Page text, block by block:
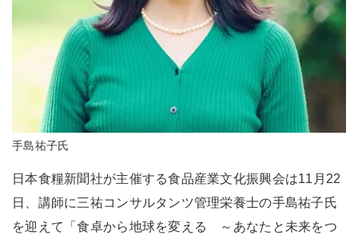
手島祐子氏
日本食糧新聞社が主催する食品産業文化振興会は11月22
日、講師に三祐コンサルタンツ管理栄養士の手島祐子氏
を迎えて「食卓から地球を変える ～あなたと未来をつ